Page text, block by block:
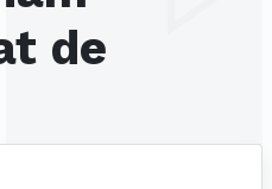
de